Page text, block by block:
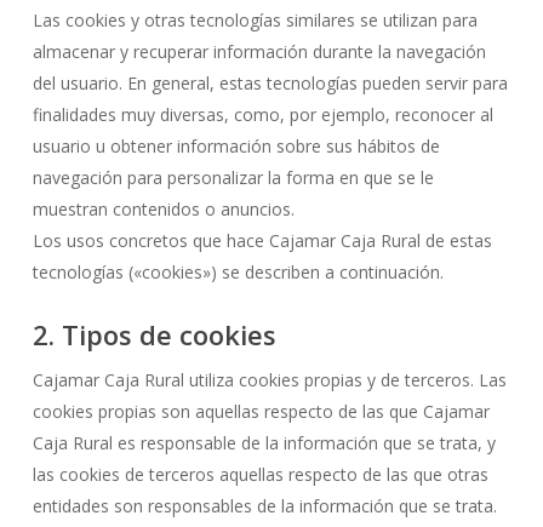
Las cookies y otras tecnologías similares se utilizan para
almacenar y recuperar información durante la navegación
del usuario. En general, estas tecnologías pueden servir para
finalidades muy diversas, como, por ejemplo, reconocer al
usuario u obtener información sobre sus hábitos de
navegación para personalizar la forma en que se le
muestran contenidos o anuncios.
Los usos concretos que hace Cajamar Caja Rural de estas
tecnologías («cookies») se describen a continuación.
2. Tipos de cookies
Cajamar Caja Rural utiliza cookies propias y de terceros. Las
cookies propias son aquellas respecto de las que Cajamar
Caja Rural es responsable de la información que se trata, y
las cookies de terceros aquellas respecto de las que otras
entidades son responsables de la información que se trata.